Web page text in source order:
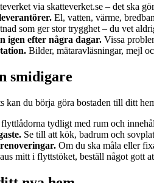
via skatteverket.se – det ska
El, vatten, värme,
som ger stor trygghet – du vet
igen efter några dagar. Vissa
Bilder, mätaravläsningar, mejl
smidigare
kan du börja göra bostaden till ditt
tydligt med rum och
Se till att kök, badrum och
Om du ska måla eller
mitt i flyttstöket, beställ något gott